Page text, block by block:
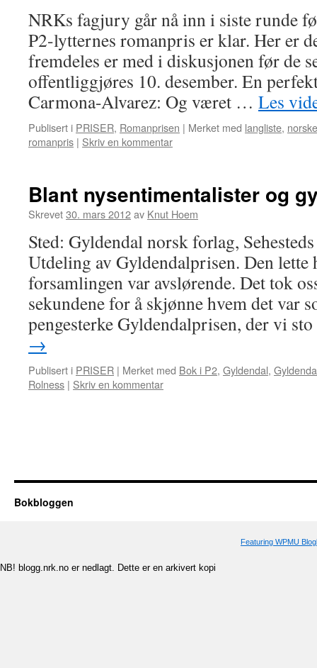
NRKs fagjury går nå inn i siste runde
P2-lytternes romanpris er klar. Her er
fremdeles er med i diskusjonen før de
offentliggjøres 10. desember. En
Carmona-Alvarez: Og været … Les
Publisert i PRISER, Romanprisen | Merket med langliste,
romanpris | Skriv en kommentar
Blant nysentimentalister og
Skrevet30. mars 2012av Knut Hoem
Sted: Gyldendal norsk forlag,
Utdeling av Gyldendalprisen. Den lette
forsamlingen var avslørende. Det tok
sekundene for å skjønne hvem det var
pengesterke Gyldendalprisen, der vi
→
Publisert i PRISER | Merket med Bok i P2, Gyldendal,
Rolness | Skriv en kommentar
Bokbloggen
Featuring WPMU
NB! blogg.nrk.no er nedlagt. Dette er en arkivert kopi